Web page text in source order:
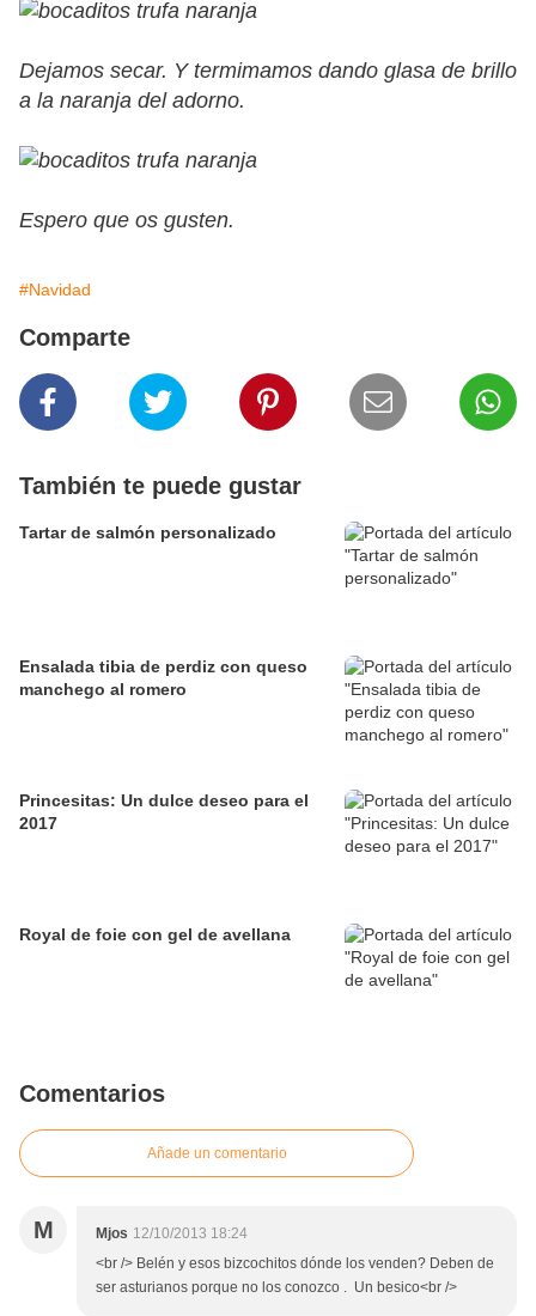
Dejamos secar. Y termimamos dando glasa de brillo
a la naranja del adorno.
Espero que os gusten.
#Navidad
Comparte
También te puede gustar
Tartar de salmón personalizado
Ensalada tibia de perdiz con queso
manchego al romero
Princesitas: Un dulce deseo para el
2017
Royal de foie con gel de avellana
Comentarios
Añade un comentario
M Mjos 12/10/2013 18:24
<br /> Belén y esos bizcochitos dónde los venden? Deben de
ser asturianos porque no los conozco . Un besico<br />